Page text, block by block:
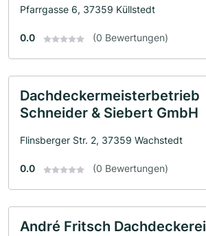
Pfarrgasse 6, 37359 Küllstedt
0.0 (0 Bewertungen)
Dachdeckermeisterbetrieb
Schneider & Siebert GmbH
Flinsberger Str. 2, 37359 Wachstedt
0.0 (0 Bewertungen)
André Fritsch Dachdeckerei